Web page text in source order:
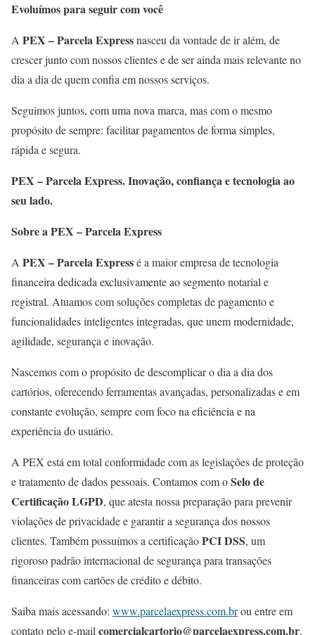
Evoluímos para seguir com você
A PEX – Parcela Expressnasceu da vontade de ir além, de
crescer junto com nossos clientes e de ser ainda mais relevante no
dia a dia de quem confia em nossos serviços.
Seguimos juntos, com uma nova marca, mas com o mesmo
propósito de sempre: facilitar pagamentos de forma simples,
rápida e segura.
PEX – Parcela Express. Inovação, confiança e tecnologia ao
seu lado.
Sobre a PEX – Parcela Express
A PEX – Parcela Expressé a maior empresa de tecnologia
financeira dedicada exclusivamente ao segmento notarial e
registral. Atuamos com soluções completas de pagamento e
funcionalidades inteligentes integradas, que unem modernidade,
agilidade, segurança e inovação.
Nascemos com o propósito de descomplicar o dia a dia dos
cartórios, oferecendo ferramentas avançadas, personalizadas e em
constante evolução, sempre com foco na eficiência e na
experiência do usuário.
A PEX está em total conformidade com as legislações de proteção
e tratamento de dados pessoais. Contamos com oSelo de
Certificação LGPD, que atesta nossa preparação para prevenir
violações de privacidade e garantir a segurança dos nossos
clientes. Também possuímos a certificaçãoPCI DSS, um
rigoroso padrão internacional de segurança para transações
financeiras com cartões de crédito e débito.
Saiba mais acessando: www.parcelaexpress.com.brou entre em
contato pelo e-mail comercialcartorio@parcelaexpress.com.br,